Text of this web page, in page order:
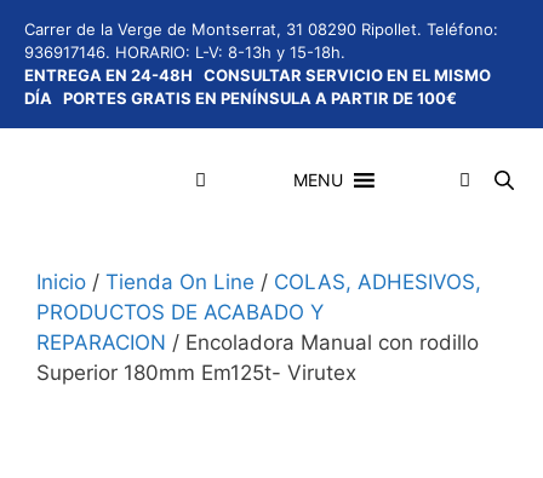
contenido
Carrer de la Verge de Montserrat, 31 08290 Ripollet. Teléfono:
936917146. HORARIO: L-V: 8-13h y 15-18h.
ENTREGA EN 24-48H CONSULTAR SERVICIO EN EL MISMO
DÍA PORTES GRATIS EN PENÍNSULA A PARTIR DE 100€
Menú
MENU
Inicio / Tienda On Line / COLAS, ADHESIVOS,
PRODUCTOS DE ACABADO Y
REPARACION / Encoladora Manual con rodillo
Superior 180mm Em125t- Virutex